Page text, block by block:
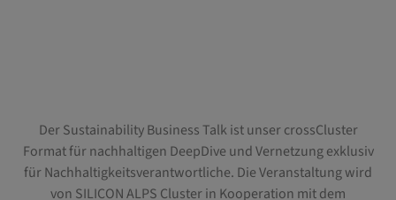
Der Sustainability Business Talk ist unser crossCluster
Format für nachhaltigen DeepDive und Vernetzung exklusiv
für Nachhaltigkeitsverantwortliche. Die Veranstaltung wird
von SILICON ALPS Cluster in Kooperation mit dem